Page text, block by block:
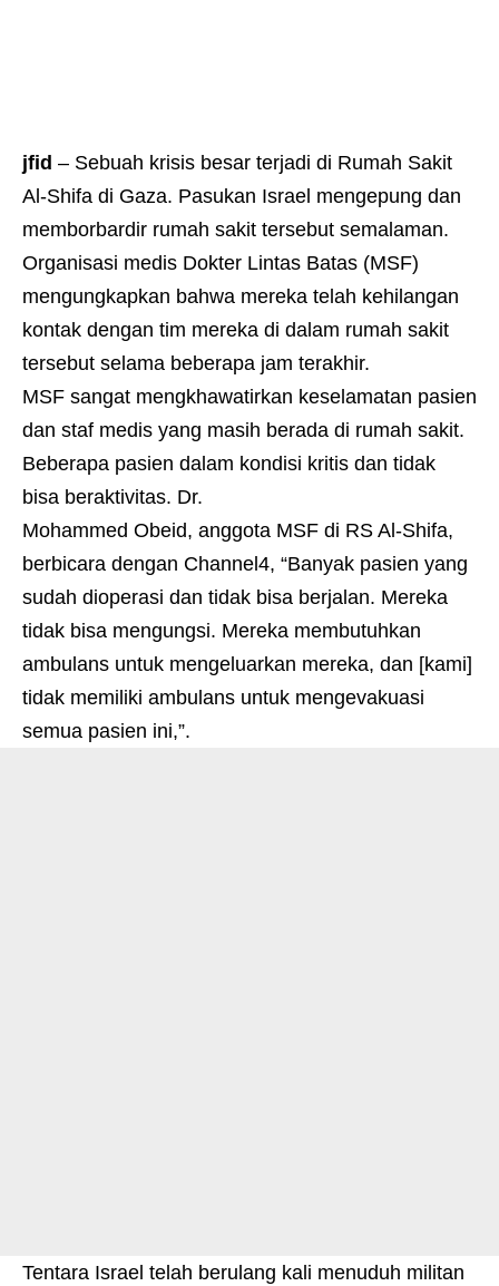
jfid – Sebuah krisis besar terjadi di Rumah Sakit
Al-Shifa di Gaza. Pasukan Israel mengepung dan
memborbardir rumah sakit tersebut semalaman.
Organisasi medis Dokter Lintas Batas (MSF)
mengungkapkan bahwa mereka telah kehilangan
kontak dengan tim mereka di dalam rumah sakit
tersebut selama beberapa jam terakhir.
MSF sangat mengkhawatirkan keselamatan pasien
dan staf medis yang masih berada di rumah sakit.
Beberapa pasien dalam kondisi kritis dan tidak
bisa beraktivitas. Dr.
Mohammed Obeid, anggota MSF di RS Al-Shifa,
berbicara dengan Channel4, “Banyak pasien yang
sudah dioperasi dan tidak bisa berjalan. Mereka
tidak bisa mengungsi. Mereka membutuhkan
ambulans untuk mengeluarkan mereka, dan [kami]
tidak memiliki ambulans untuk mengevakuasi
semua pasien ini,”.
Tentara Israel telah berulang kali menuduh militan